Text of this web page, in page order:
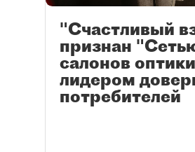
"Счастливый
признан
салонов
лидером
потребителей